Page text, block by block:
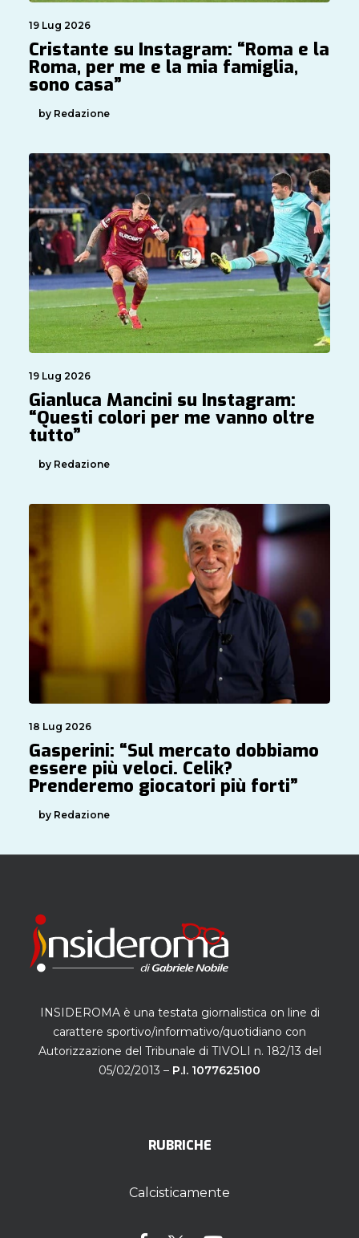
19 Lug 2026
Cristante su Instagram: “Roma e la
Roma, per me e la mia famiglia,
sono casa”
by Redazione
19 Lug 2026
Gianluca Mancini su Instagram:
“Questi colori per me vanno oltre
tutto”
by Redazione
18 Lug 2026
Gasperini: “Sul mercato dobbiamo
essere più veloci. Celik?
Prenderemo giocatori più forti”
by Redazione
INSIDEROMA è una testata giornalistica on line di
carattere sportivo/informativo/quotidiano con
Autorizzazione del Tribunale di TIVOLI n. 182/13 del
05/02/2013 – P.I. 1077625100
RUBRICHE
Calcisticamente